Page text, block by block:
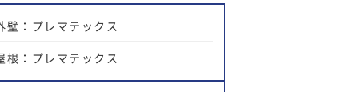
壁：プレマテックス
根：プレマテックス